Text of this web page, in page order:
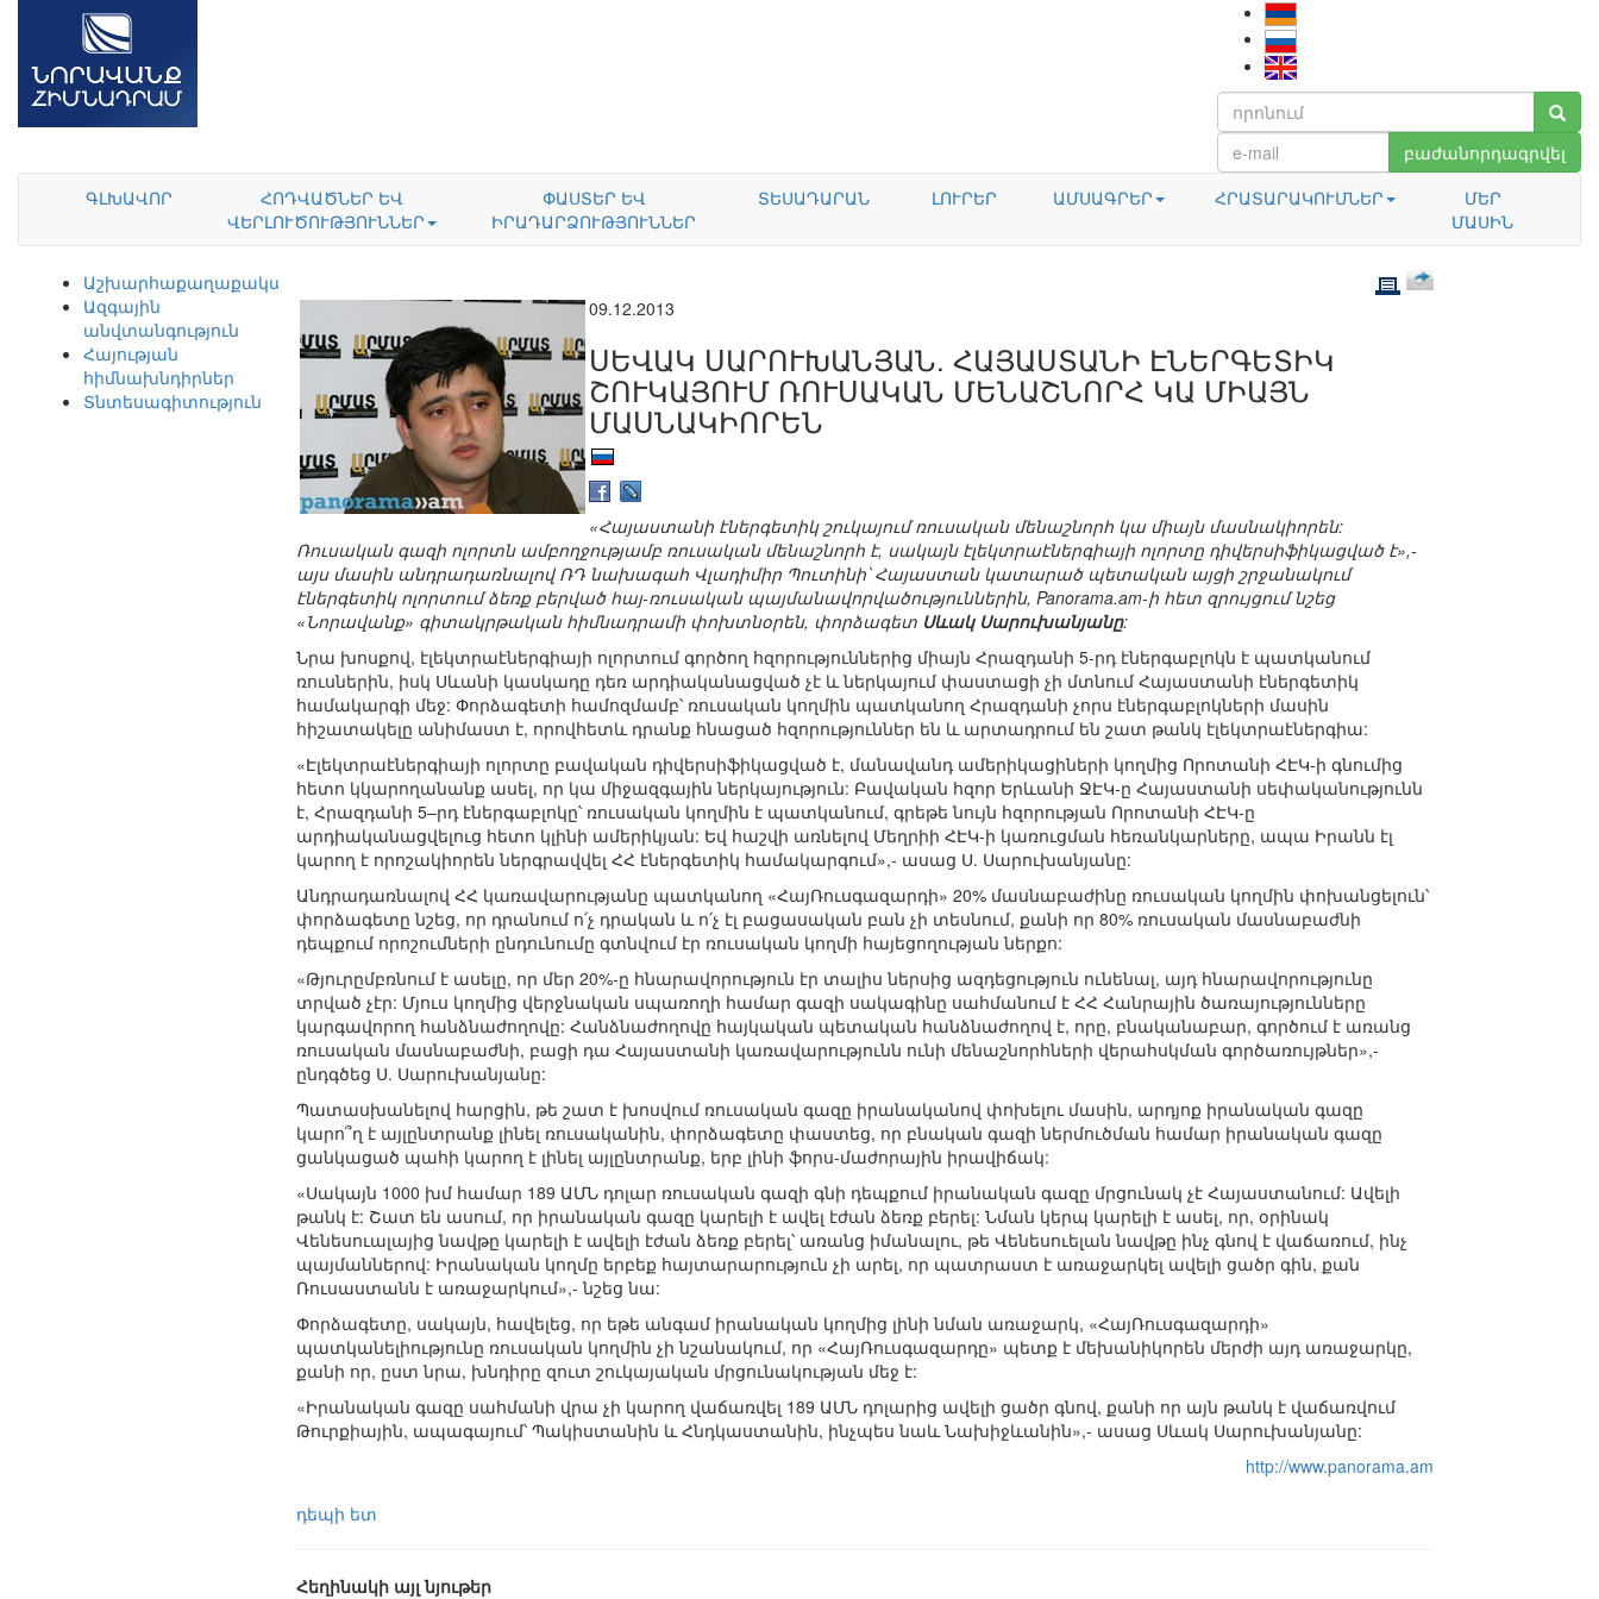
բաժանորդագրվել
ԳԼԽԱՎՈՐ
ՀՈԴՎԱԾՆԵՐ ԵՎ
ՎԵՐԼՈՒԾՈՒԹՅՈՒՆՆԵՐ
ՓԱՍՏԵՐ ԵՎ
ԻՐԱԴԱՐՁՈՒԹՅՈՒՆՆԵՐ
ՏԵՍԱԴԱՐԱՆ ԼՈՒՐԵՐ ԱՄՍԱԳՐԵՐ ՀՐԱՏԱՐԱԿՈՒՄՆԵՐ
ՄԵՐ
ՄԱՍԻՆ
Աշխարհաքաղաքականություն
Ազգային
անվտանգություն
Հայության
հիմնախնդիրներ
Տնտեսագիտություն
09.12.2013
ՍԵՎԱԿ ՍԱՐՈՒԽԱՆՅԱՆ. ՀԱՅԱՍՏԱՆԻ ԷՆԵՐԳԵՏԻԿ
ՇՈՒԿԱՅՈՒՄ ՌՈՒՍԱԿԱՆ ՄԵՆԱՇՆՈՐՀ ԿԱ ՄԻԱՅՆ
ՄԱՍՆԱԿԻՈՐԵՆ
«Հայաստանի էներգետիկ շուկայում ռուսական մենաշնորհ կա միայն մասնակիորեն:
Ռուսական գազի ոլորտն ամբողջությամբ ռուսական մենաշնորհ է, սակայն էլեկտրաէներգիայի ոլորտը դիվերսիֆիկացված է»,-
այս մասին անդրադառնալով ՌԴ նախագահ Վլադիմիր Պուտինի՝ Հայաստան կատարած պետական այցի շրջանակում
էներգետիկ ոլորտում ձեռք բերված հայ-ռուսական պայմանավորվածություններին, Panorama.am-ի հետ զրույցում նշեց
«Նորավանք» գիտակրթական հիմնադրամի փոխտնօրեն, փորձագետ Սևակ Սարուխանյանը:
Նրա խոսքով, էլեկտրաէներգիայի ոլորտում գործող հզորություններից միայն Հրազդանի 5-րդ էներգաբլոկն է պատկանում
ռուսներին, իսկ Սևանի կասկադը դեռ արդիականացված չէ և ներկայում փաստացի չի մտնում Հայաստանի էներգետիկ
համակարգի մեջ: Փորձագետի համոզմամբ՝ ռուսական կողմին պատկանող Հրազդանի չորս էներգաբլոկների մասին
հիշատակելը անիմաստ է, որովհետև դրանք հնացած հզորություններ են և արտադրում են շատ թանկ էլեկտրաէներգիա:
«Էլեկտրաէներգիայի ոլորտը բավական դիվերսիֆիկացված է, մանավանդ ամերիկացիների կողմից Որոտանի ՀԷԿ-ի գնումից
հետո կկարողանանք ասել, որ կա միջազգային ներկայություն: Բավական հզոր Երևանի ՋԷԿ-ը Հայաստանի սեփականությունն
է, Հրազդանի 5–րդ էներգաբլոկը՝ ռուսական կողմին է պատկանում, գրեթե նույն հզորության Որոտանի ՀԷԿ-ը
արդիականացվելուց հետո կլինի ամերիկյան: Եվ հաշվի առնելով Մեղրիի ՀԷԿ-ի կառուցման հեռանկարները, ապա Իրանն էլ
կարող է որոշակիորեն ներգրավվել ՀՀ էներգետիկ համակարգում»,- ասաց Ս. Սարուխանյանը:
Անդրադառնալով ՀՀ կառավարությանը պատկանող «ՀայՌուսգազարդի» 20% մասնաբաժինը ռուսական կողմին փոխանցելուն՝
փորձագետը նշեց, որ դրանում ո՛չ դրական և ո՛չ էլ բացասական բան չի տեսնում, քանի որ 80% ռուսական մասնաբաժնի
դեպքում որոշումների ընդունումը գտնվում էր ռուսական կողմի հայեցողության ներքո:
«Թյուրըմբռնում է ասելը, որ մեր 20%-ը հնարավորություն էր տալիս ներսից ազդեցություն ունենալ, այդ հնարավորությունը
տրված չէր: Մյուս կողմից վերջնական սպառողի համար գազի սակագինը սահմանում է ՀՀ Հանրային ծառայությունները
կարգավորող հանձնաժողովը: Հանձնաժողովը հայկական պետական հանձնաժողով է, որը, բնականաբար, գործում է առանց
ռուսական մասնաբաժնի, բացի դա Հայաստանի կառավարությունն ունի մենաշնորհների վերահսկման գործառույթներ»,-
ընդգծեց Ս. Սարուխանյանը:
Պատասխանելով հարցին, թե շատ է խոսվում ռուսական գազը իրանականով փոխելու մասին, արդյոք իրանական գազը
կարո՞ղ է այլընտրանք լինել ռուսականին, փորձագետը փաստեց, որ բնական գազի ներմուծման համար իրանական գազը
ցանկացած պահի կարող է լինել այլընտրանք, երբ լինի ֆորս-մաժորային իրավիճակ:
«Սակայն 1000 խմ համար 189 ԱՄՆ դոլար ռուսական գազի գնի դեպքում իրանական գազը մրցունակ չէ Հայաստանում: Ավելի
թանկ է: Շատ են ասում, որ իրանական գազը կարելի է ավել էժան ձեռք բերել: Նման կերպ կարելի է ասել, որ, օրինակ
Վենեսուալայից նավթը կարելի է ավելի էժան ձեռք բերել՝ առանց իմանալու, թե Վենեսուելան նավթը ինչ գնով է վաճառում, ինչ
պայմաններով: Իրանական կողմը երբեք հայտարարություն չի արել, որ պատրաստ է առաջարկել ավելի ցածր գին, քան
Ռուսաստանն է առաջարկում»,- նշեց նա:
Փորձագետը, սակայն, հավելեց, որ եթե անգամ իրանական կողմից լինի նման առաջարկ, «ՀայՌուսգազարդի»
պատկանելիությունը ռուսական կողմին չի նշանակում, որ «ՀայՌուսգազարդը» պետք է մեխանիկորեն մերժի այդ առաջարկը,
քանի որ, ըստ նրա, խնդիրը զուտ շուկայական մրցունակության մեջ է:
«Իրանական գազը սահմանի վրա չի կարող վաճառվել 189 ԱՄՆ դոլարից ավելի ցածր գնով, քանի որ այն թանկ է վաճառվում
Թուրքիային, ապագայում՝ Պակիստանին և Հնդկաստանին, ինչպես նաև Նախիջևանին»,- ասաց Սևակ Սարուխանյանը:
http://www.panorama.am
դեպի ետ
Հեղինակի այլ նյութեր